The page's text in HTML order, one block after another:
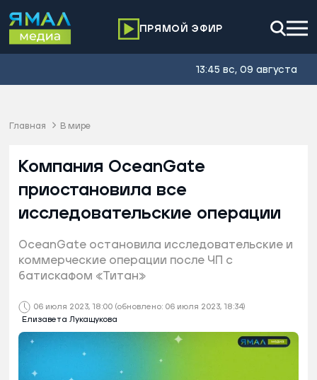
ПРЯМОЙ ЭФИР
13:45 вс, 09 августа
Главная В мире
06 июля 2023, 18:00 (обновлено: 06 июля 2023, 18:34)
Елизавета Лукащукова
Компания OceanGate
приостановила все
исследовательские операции
OceanGate остановила исследовательские и
коммерческие операции после ЧП с
батискафом «Титан»